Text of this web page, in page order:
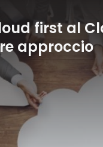
first al
approccio